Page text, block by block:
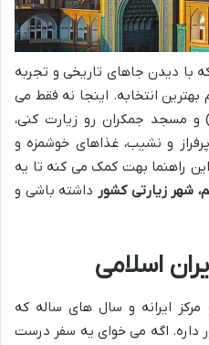
با دیدن جاهای تاریخی و تجربه
بهترین انتخابه. اینجا نه فقط می
جمکران رو زیارت کنی،
و نشیب، غذاهای خوشمزه و
راهنما بهت کمک می کنه تا یه
شهر زیارتی کشور داشته باشی و
اسلامی
ایرانه و سال های ساله که
داره. اگه می خوای یه سفر درست